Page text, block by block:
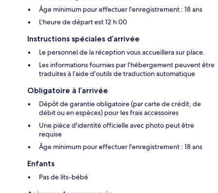
Âge minimum pour effectuer l'enregistrement : 18 ans
L'heure de départ est 12 h 00
Instructions spéciales d’arrivée
Le personnel de la réception vous accueillera sur place.
Les informations fournies par l’hébergement peuvent être
traduites à l’aide d’outils de traduction automatique
Obligatoire à l’arrivée
Dépôt de garantie obligatoire (par carte de crédit, de
débit ou en espèces) pour les frais accessoires
Une pièce d'identité officielle avec photo peut être
requise
Âge minimum pour effectuer l'enregistrement : 18 ans
Enfants
Pas de lits-bébé